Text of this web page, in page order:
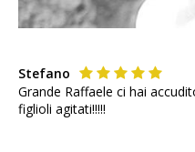
Stefano
Grande Raffaele ci hai
figlioli agitati!!!!!